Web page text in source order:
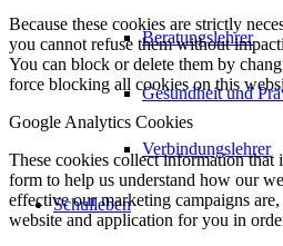
Beratungslehrer
Gesundheit und
Verbindungslehrer
Schulleben
Because these cookies are strictly
you cannot refuse them without
You can block or delete them by
force blocking all cookies on this
Google Analytics Cookies
These cookies collect information that
form to help us understand how our
effective our marketing campaigns
website and application for you in